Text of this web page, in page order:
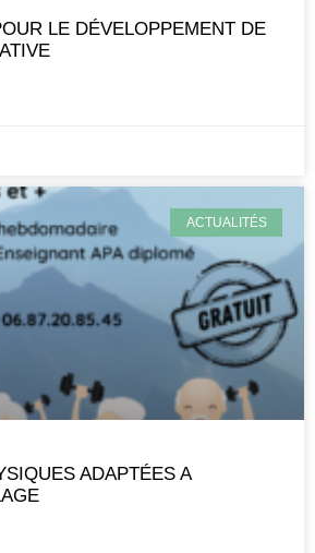
LE DÉVELOPPEMENT DE
ACTUALITÉS
ADAPTÉES A